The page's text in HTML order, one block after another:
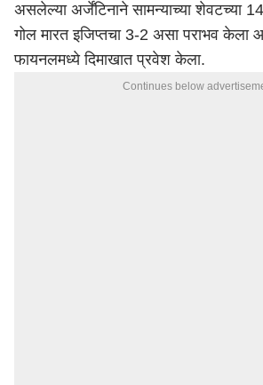
असलेल्या अर्जेंटिनाने सामन्याच्या शेवटच्या
गोल मारत इजिप्तचा 3-2 असा पराभव केला
फायनलमध्ये दिमाखात प्रवेश केला.
Continues below